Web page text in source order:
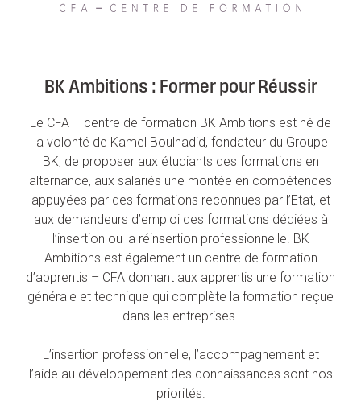
BK Ambitions : Former pour Réussir
Le CFA – centre de formation BK Ambitions est né de
la volonté de Kamel Boulhadid, fondateur du Groupe
BK, de proposer aux étudiants des formations en
alternance, aux salariés une montée en compétences
appuyées par des formations reconnues par l’Etat, et
aux demandeurs d’emploi des formations dédiées à
l’insertion ou la réinsertion professionnelle. BK
Ambitions est également un centre de formation
d’apprentis – CFA donnant aux apprentis une formation
générale et technique qui complète la formation reçue
dans les entreprises.
L’insertion professionnelle, l’accompagnement et
l’aide au développement des connaissances sont nos
priorités.